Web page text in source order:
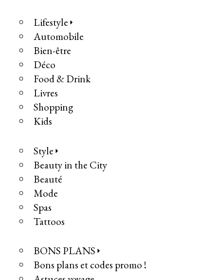
Lifestyle
Automobile
Bien-être
Déco
Food & Drink
Livres
Shopping
Kids
Style
Beauty in the City
Beauté
Mode
Spas
Tattoos
BONS PLANS
Bons plans et codes promo !